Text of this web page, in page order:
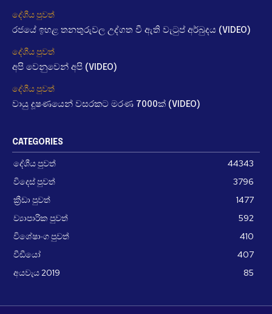
දේශීය පුවත්
රජයේ ඉහළ තනතුරුවල උද්ගත වී ඇති වැටුප් අර්බුදය (VIDEO)
දේශීය පුවත්
අපි වෙනුවෙන් අපි (VIDEO)
දේශීය පුවත්
වායු දූෂණයෙන් වසරකට මරණ 7000ක් (VIDEO)
CATEGORIES
දේශීය පුවත්
44343
විදෙස් පුවත්
3796
ක්‍රීඩා පුවත්
1477
ව්‍යාපාරික පුවත්
592
විශේෂාංග පුවත්
410
වීඩීයෝ
407
අයවැය 2019
85